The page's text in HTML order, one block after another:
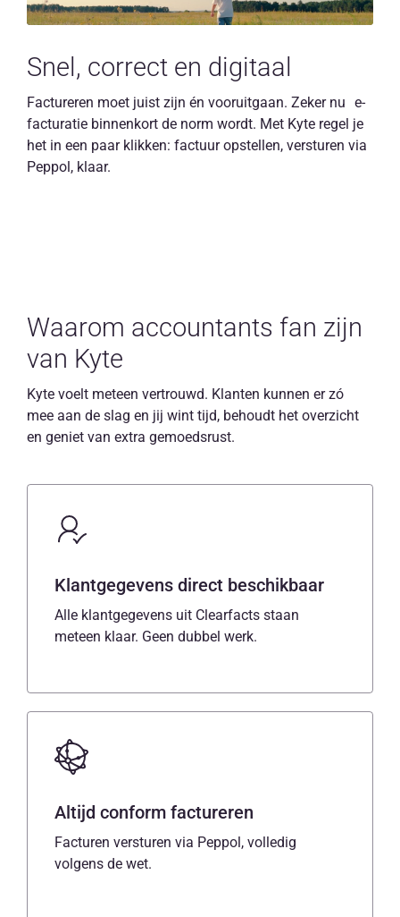
Snel, correct en digitaal
Factureren moet juist zijn én vooruitgaan. Zeker nu e-
facturatie binnenkort de norm wordt. Met Kyte regel je
het in een paar klikken: factuur opstellen, versturen via
Peppol, klaar.
Waarom accountants fan zijn
van Kyte
Kyte voelt meteen vertrouwd. Klanten kunnen er zó
mee aan de slag en jij wint tijd, behoudt het overzicht
en geniet van extra gemoedsrust.
Klantgegevens direct beschikbaar
Alle klantgegevens uit Clearfacts staan
meteen klaar. Geen dubbel werk.
Altijd conform factureren
Facturen versturen via Peppol, volledig
volgens de wet.